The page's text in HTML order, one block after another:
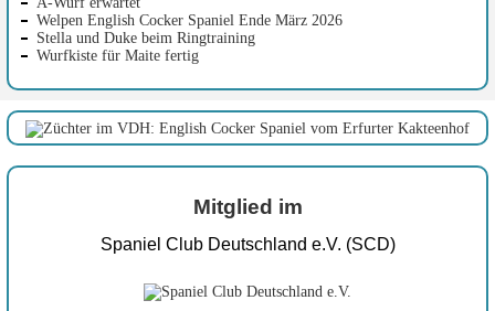
Welpen English Cocker Spaniel Ende März 2026
Stella und Duke beim Ringtraining
Wurfkiste für Maite fertig
Mitglied im
Spaniel Club Deutschland e.V. (SCD)